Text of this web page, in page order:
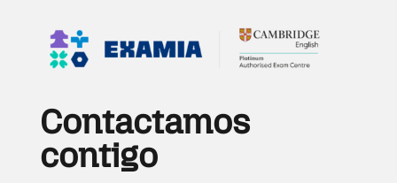
Contactamos
contigo